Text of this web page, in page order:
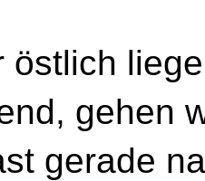
östlich
gehen
gerade